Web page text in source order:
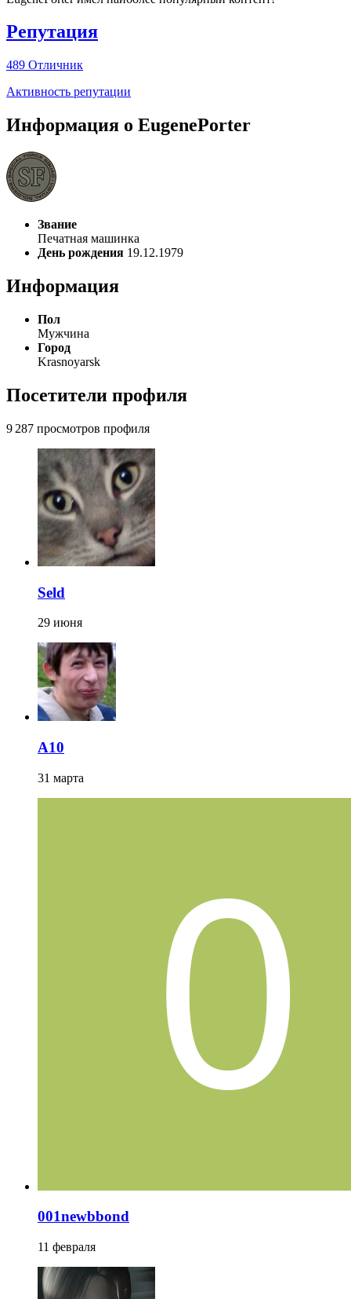
Репутация
489 Отличник
Активность репутации
Информация о EugenePorter
Звание
Печатная машинка
День рождения 19.12.1979
Информация
Пол
Мужчина
Город
Krasnoyarsk
Посетители профиля
9 287 просмотров профиля
Seld
29 июня
A10
31 марта
001newbbond
11 февраля